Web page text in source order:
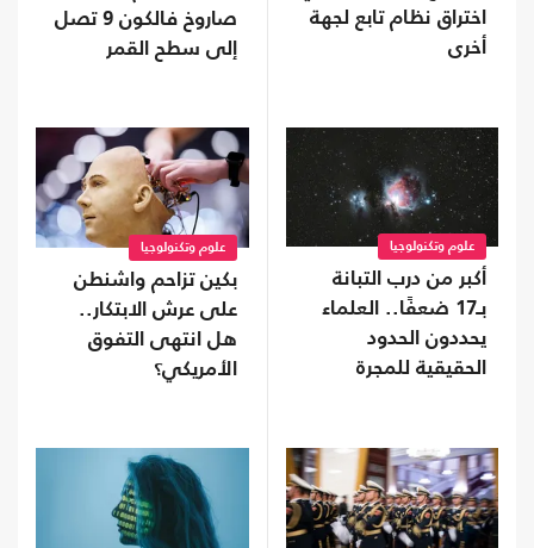
اختراق نظام تابع لجهة
أخرى
صاروخ فالكون 9 تصل
إلى سطح القمر
علوم وتكنولوجيا
أكبر من درب التبانة
بـ17 ضعفًا.. العلماء
يحددون الحدود
الحقيقية للمجرة
علوم وتكنولوجيا
بكين تزاحم واشنطن
على عرش الابتكار..
هل انتهى التفوق
الأمريكي؟